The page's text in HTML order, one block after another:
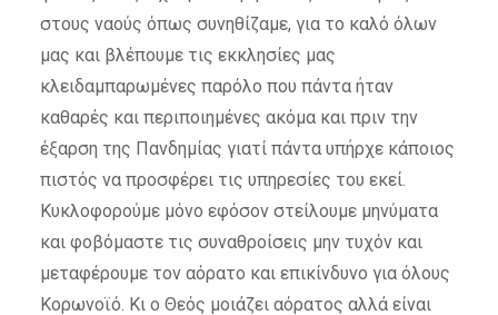
στους ναούς όπως συνηθίζαμε, για το καλό όλων
μας και βλέπουμε τις εκκλησίες μας
κλειδαμπαρωμένες παρόλο που πάντα ήταν
καθαρές και περιποιημένες ακόμα και πριν την
έξαρση της Πανδημίας γιατί πάντα υπήρχε κάποιος
πιστός να προσφέρει τις υπηρεσίες του εκεί.
Κυκλοφορούμε μόνο εφόσον στείλουμε μηνύματα
και φοβόμαστε τις συναθροίσεις μην τυχόν και
μεταφέρουμε τον αόρατο και επικίνδυνο για όλους
Κορωνοϊό. Κι ο Θεός μοιάζει αόρατος αλλά είναι